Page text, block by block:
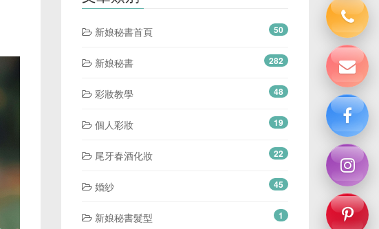
新娘秘書首頁 50
新娘秘書 282
彩妝教學 48
個人彩妝 19
尾牙春酒化妝 22
婚紗 45
新娘秘書髮型 1